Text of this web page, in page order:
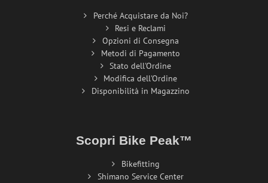
Perché Acquistare da Noi?
Resi e Reclami
Opzioni di Consegna
Metodi di Pagamento
Stato dell'Ordine
Modifica dell'Ordine
Disponibilità in Magazzino
Scopri Bike Peak™
Bikefitting
Shimano Service Center